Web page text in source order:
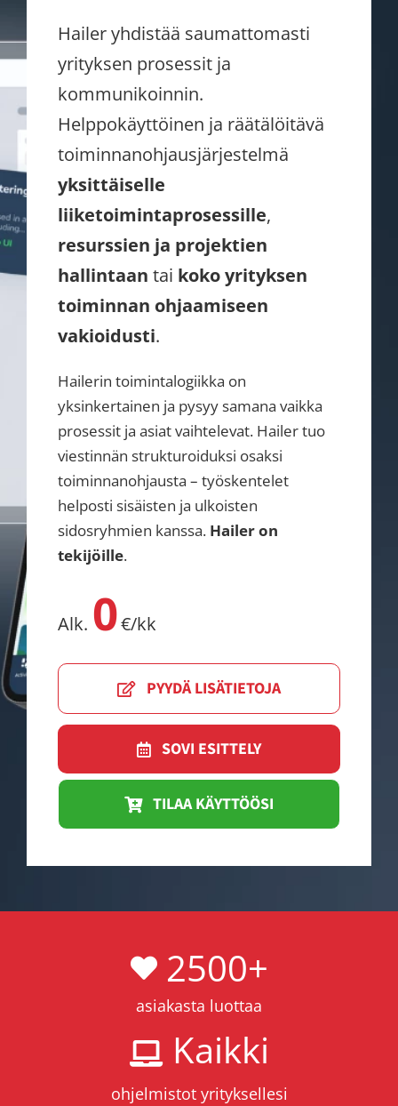
Hailer yhdistää saumattomasti
yrityksen prosessit ja
kommunikoinnin.
Helppokäyttöinen ja räätälöitävä
toiminnanohjausjärjestelmä
yksittäiselle
liiketoimintaprosessille,
resurssien ja projektien
hallintaan tai koko yrityksen
toiminnan ohjaamiseen
vakioidusti.
Hailerin toimintalogiikka on
yksinkertainen ja pysyy samana vaikka
prosessit ja asiat vaihtelevat. Hailer tuo
viestinnän strukturoiduksi osaksi
toiminnanohjausta – työskentelet
helposti sisäisten ja ulkoisten
sidosryhmien kanssa. Hailer on
tekijöille.
Alk. 0€/kk
PYYDÄ LISÄTIETOJA
SOVI ESITTELY
TILAA KÄYTTÖÖSI
2500+
asiakasta luottaa
Kaikki
ohjelmistot yrityksellesi